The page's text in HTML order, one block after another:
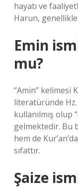
hayatı ve
Harun, genellikle
Emin
mu?
“Amin” kelimesi
literatüründe
kullanılmış olup
gelmektedir. Bu
hem de
sıfattır.
Şaize